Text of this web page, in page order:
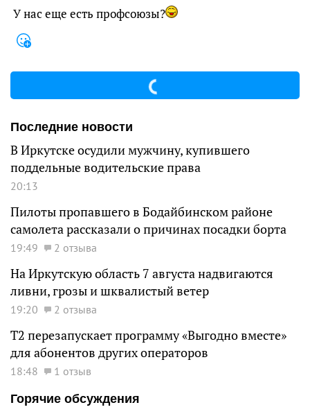
У нас еще есть профсоюзы?
Последние новости
В Иркутске осудили мужчину, купившего
поддельные водительские права
20:13
Пилоты пропавшего в Бодайбинском районе
самолета рассказали о причинах посадки борта
19:49 2 отзыва
На Иркутскую область 7 августа надвигаются
ливни, грозы и шквалистый ветер
19:20 2 отзыва
Т2 перезапускает программу «Выгодно вместе»
для абонентов других операторов
18:48
1 отзыв
Горячие обсуждения